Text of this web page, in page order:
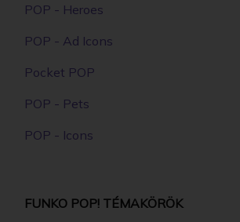
POP - Heroes
POP - Ad Icons
Pocket POP
POP - Pets
POP - Icons
FUNKO POP! TÉMAKÖRÖK